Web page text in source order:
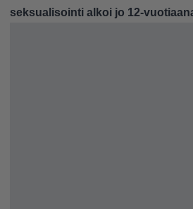
seksualisointi alkoi jo 12-